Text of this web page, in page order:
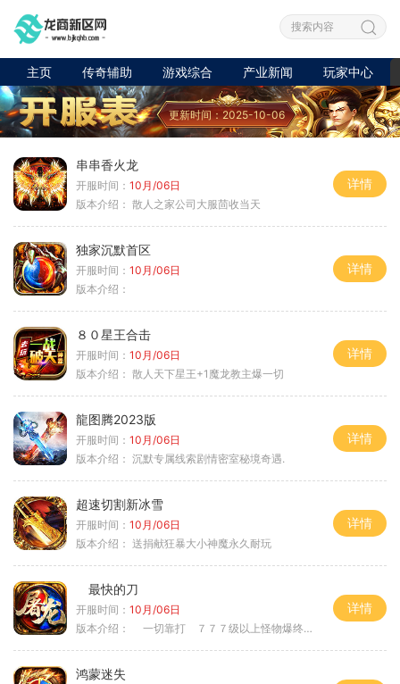
主页 传奇辅助 游戏综合 产业新闻 玩家中心
更新时间：2025-10-06
串串香火龙
开服时间： 10月/06日
版本介绍： 散人之家公司大服茴收当天
详情
独家沉默首区
开服时间： 10月/06日
版本介绍：
详情
８０星王合击
开服时间： 10月/06日
版本介绍： 散人天下星王+1魔龙教主爆一切
详情
龍图腾2023版
开服时间： 10月/06日
版本介绍： 沉默专属线索剧情密室秘境奇遇.
详情
超速切割新冰雪
开服时间： 10月/06日
版本介绍： 送捐献狂暴大小神魔永久耐玩
详情
最快的刀
开服时间： 10月/06日
版本介绍：
一切靠打 ７７７级以上怪物爆终极
详情
鸿蒙迷失